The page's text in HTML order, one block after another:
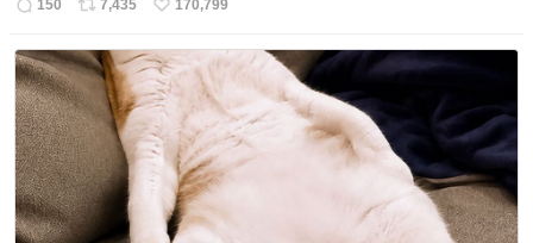
返
数
150
リ
ス
ト
数
7,435
い
ね
数
170,799